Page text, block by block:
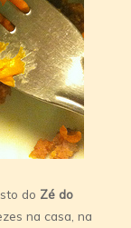
do Zé do
na casa, na